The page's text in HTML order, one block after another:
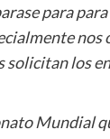
para
nos
solicitan los
Mundial